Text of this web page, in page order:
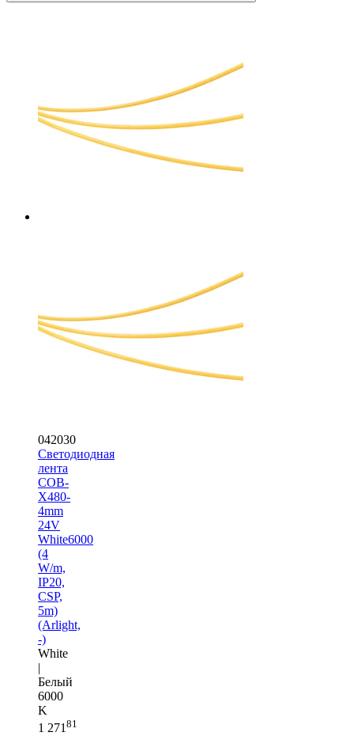
042030
Светодиодная
лента
COB-
X480-
4mm
24V
White6000
(4
W/m,
IP20,
CSP,
5m)
(Arlight,
-)
White
|
Белый
6000
K
1 271 81